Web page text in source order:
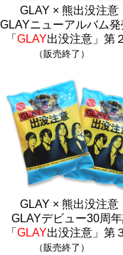
GLAY × 熊出没注意
GLAYニューアルバム発
「 GLAY出没注意」第
（販売終了）
GLAY × 熊出没注意
GLAYデビュー30周
「 GLAY出没注意」第
（販売終了）